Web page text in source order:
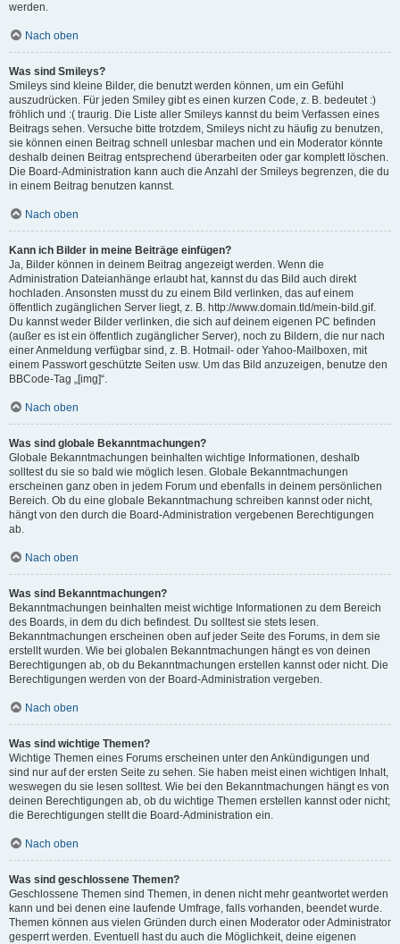
werden.
Nach oben
Was sind Smileys?
Smileys sind kleine Bilder, die benutzt werden können, um ein Gefühl
auszudrücken. Für jeden Smiley gibt es einen kurzen Code, z. B. bedeutet :)
fröhlich und :( traurig. Die Liste aller Smileys kannst du beim Verfassen eines
Beitrags sehen. Versuche bitte trotzdem, Smileys nicht zu häufig zu benutzen,
sie können einen Beitrag schnell unlesbar machen und ein Moderator könnte
deshalb deinen Beitrag entsprechend überarbeiten oder gar komplett löschen.
Die Board-Administration kann auch die Anzahl der Smileys begrenzen, die du
in einem Beitrag benutzen kannst.
Nach oben
Kann ich Bilder in meine Beiträge einfügen?
Ja, Bilder können in deinem Beitrag angezeigt werden. Wenn die
Administration Dateianhänge erlaubt hat, kannst du das Bild auch direkt
hochladen. Ansonsten musst du zu einem Bild verlinken, das auf einem
öffentlich zugänglichen Server liegt, z. B. http://www.domain.tld/mein-bild.gif.
Du kannst weder Bilder verlinken, die sich auf deinem eigenen PC befinden
(außer es ist ein öffentlich zugänglicher Server), noch zu Bildern, die nur nach
einer Anmeldung verfügbar sind, z. B. Hotmail- oder Yahoo-Mailboxen, mit
einem Passwort geschützte Seiten usw. Um das Bild anzuzeigen, benutze den
BBCode-Tag „[img]“.
Nach oben
Was sind globale Bekanntmachungen?
Globale Bekanntmachungen beinhalten wichtige Informationen, deshalb
solltest du sie so bald wie möglich lesen. Globale Bekanntmachungen
erscheinen ganz oben in jedem Forum und ebenfalls in deinem persönlichen
Bereich. Ob du eine globale Bekanntmachung schreiben kannst oder nicht,
hängt von den durch die Board-Administration vergebenen Berechtigungen
ab.
Nach oben
Was sind Bekanntmachungen?
Bekanntmachungen beinhalten meist wichtige Informationen zu dem Bereich
des Boards, in dem du dich befindest. Du solltest sie stets lesen.
Bekanntmachungen erscheinen oben auf jeder Seite des Forums, in dem sie
erstellt wurden. Wie bei globalen Bekanntmachungen hängt es von deinen
Berechtigungen ab, ob du Bekanntmachungen erstellen kannst oder nicht. Die
Berechtigungen werden von der Board-Administration vergeben.
Nach oben
Was sind wichtige Themen?
Wichtige Themen eines Forums erscheinen unter den Ankündigungen und
sind nur auf der ersten Seite zu sehen. Sie haben meist einen wichtigen Inhalt,
weswegen du sie lesen solltest. Wie bei den Bekanntmachungen hängt es von
deinen Berechtigungen ab, ob du wichtige Themen erstellen kannst oder nicht;
die Berechtigungen stellt die Board-Administration ein.
Nach oben
Was sind geschlossene Themen?
Geschlossene Themen sind Themen, in denen nicht mehr geantwortet werden
kann und bei denen eine laufende Umfrage, falls vorhanden, beendet wurde.
Themen können aus vielen Gründen durch einen Moderator oder Administrator
gesperrt werden. Eventuell hast du auch die Möglichkeit, deine eigenen